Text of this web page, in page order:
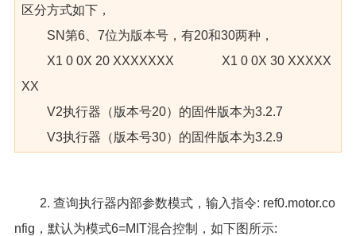
区分方式如下，
SN第6、7位为版本号，有20和30两种，
X1 0 0X 20 XXXXXXX X1 0 0X 30 XXXXX
XX
V2执行器（版本号20）的固件版本为3.2.7
V3执行器（版本号30）的固件版本为3.2.9
2. 查询执行器内部参数模式，输入指令: ref0.motor.co
nfig，默认为模式6=MIT混合控制，如下图所示: